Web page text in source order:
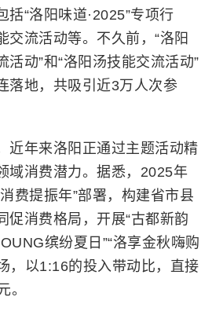
括“洛阳味道·2025”专项行
交流活动等。不久前，“洛阳
活动”和“洛阳汤技能交流活动”
落地，共吸引近3万人次参
近年来洛阳正通过主题活动精
域消费潜力。据悉，2025年
费提振年”部署，构建省市县
促消费格局，开展“古都新韵
缤纷夏日”“洛享金秋嗨购
，以1:16的投入带动比，直接
。